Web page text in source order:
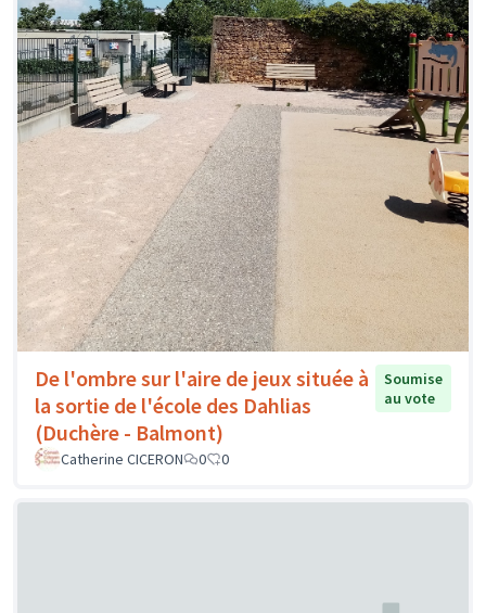
De l'ombre sur l'aire de jeux située à
la sortie de l'école des Dahlias
(Duchère - Balmont)
Soumise
au vote
Catherine CICERON 0 0